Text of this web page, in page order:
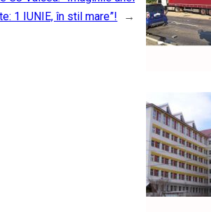
1 IUNIE, în stil mare”!
→